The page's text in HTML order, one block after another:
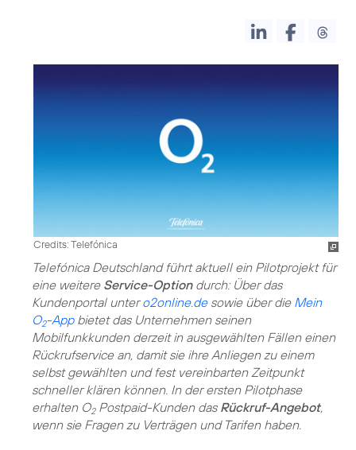
Credits: Telefónica
Telefónica Deutschland führt aktuell ein Pilotprojekt für
eine weitere Service-Optiondurch: Über das
Kundenportal untero2online.desowie über die Mein
O2-Appbietet das Unternehmen seinen
Mobilfunkkunden derzeit in ausgewählten Fällen einen
Rückrufservice an, damit sie ihre Anliegen zu einem
selbst gewählten und fest vereinbarten Zeitpunkt
schneller klären können. In der ersten Pilotphase
erhalten O2Postpaid-Kunden das Rückruf-Angebot,
wenn sie Fragen zu Verträgen und Tarifen haben.